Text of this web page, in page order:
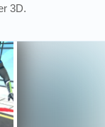
3D.